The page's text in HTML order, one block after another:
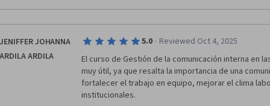
JENIFFER JOHANNA
ARDILA ARDILA
5.0 · Reviewed Oct 4, 2025
El curso de Gestión de la comunicación interna en
muy útil, ya que resalta la importancia de una
fortalecer el trabajo en equipo, mejorar el clima
institucionales.